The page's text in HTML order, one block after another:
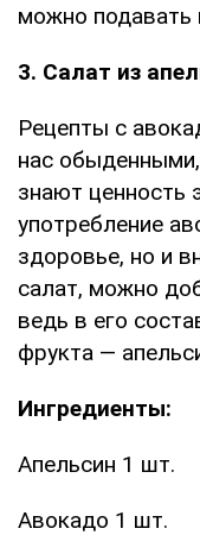
можно подавать
3. Салат из
Рецепты с
нас
знают ценность
употребление
здоровье, но и
салат, можно
ведь в его
фрукта —
Ингредиенты:
Апельсин 1 шт.
Авокадо 1 шт.